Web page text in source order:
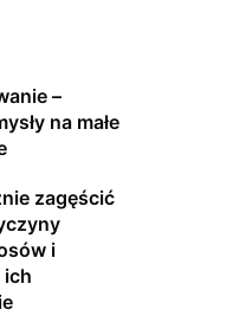
–
na małe
zagęścić
i
ich